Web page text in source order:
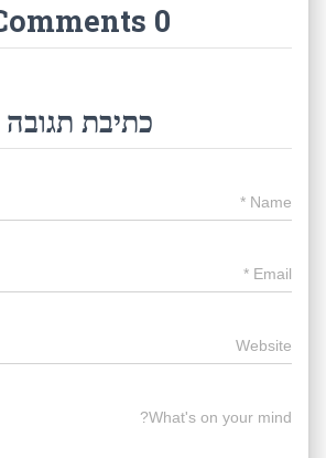
0 Comments
כתיבת תגובה
Name
*
Email
*
Website
What's on your mind?